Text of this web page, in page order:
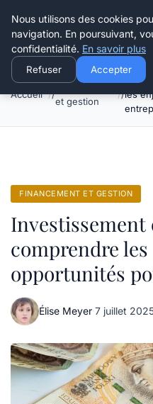
Henry Panky
Accueil
et gestion
les
FINANCEMENT ET GESTION
Investissement
comprendre
opportunités
Élise Meyer·7 juillet
Nous utilisons des cookies
navigation. En poursuivant,
confidentialité. En savoir plus
Refuser Accepter